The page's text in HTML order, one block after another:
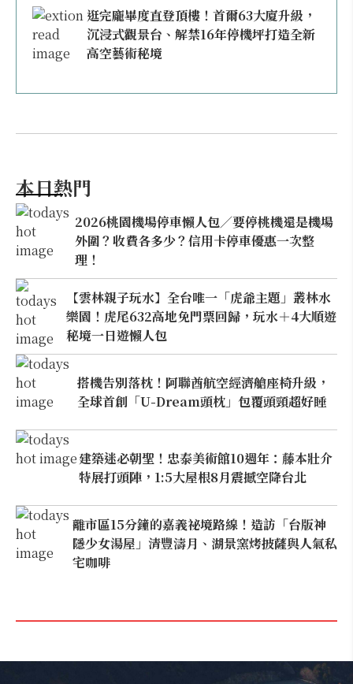
逛完龐畢度直登頂樓！首爾63大廈升級，
沉浸式觀景台、解禁16年停機坪打造全新
高空藝術秘境
本日熱門
2026桃園機場停車懶人包／要停桃機還是機場
外圍？收費各多少？信用卡停車優惠一次整
理！
【雲林親子玩水】全台唯一「虎爺主題」叢林水
樂園！虎尾632高地免門票回歸，玩水＋4大順遊
秘境一日遊懶人包
搭機告別落枕！阿聯酋航空經濟艙座椅升級，
全球首創「U-Dream頭枕」包覆頭頸超好睡
建築迷必朝聖！忠泰美術館10週年：藤本壯介
特展打頭陣，1:5大屋根8月震撼空降台北
離市區15分鐘的嘉義祕境路線！造訪「台版神
隱少女湯屋」清豐濤月、湖景窯烤披薩與人氣私
宅咖啡